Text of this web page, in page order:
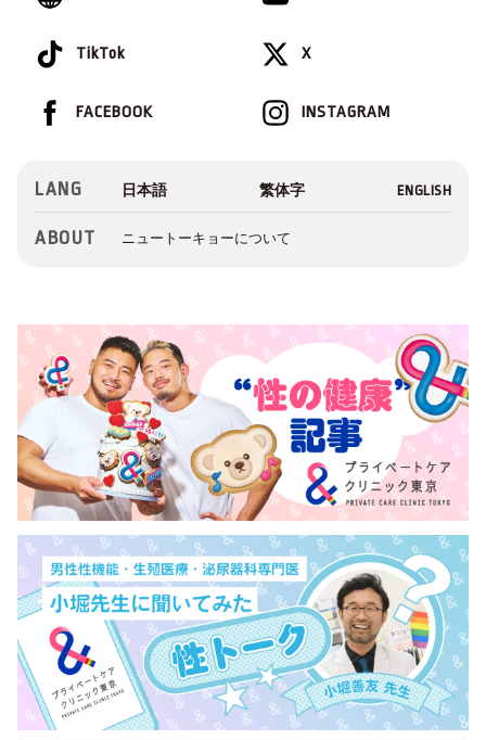
TikTok X
INSTAGRAM
FACEBOOK
LANG
ABOUT ニュートーキョーについて